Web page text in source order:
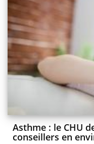
Asthme : le CHU
conseillers en